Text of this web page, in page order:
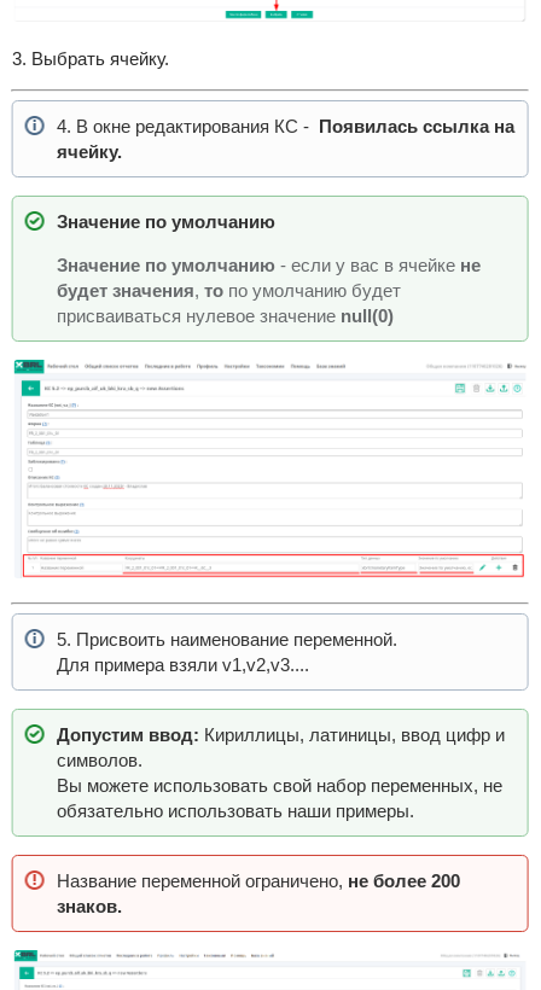
3. Выбрать ячейку.
4. В окне редактирования КС - Появилась ссылка на
ячейку.
Значение по умолчанию
Значение по умолчанию - если у вас в ячейкене
будет значения, топо умолчанию будет
присваиваться нулевое значениеnull(0)
5. Присвоить наименование переменной.
Для примера взяли v1,v2,v3....
Допустим ввод: Кириллицы, латиницы, ввод цифр и
символов.
Вы можете использовать свой набор переменных, не
обязательно использовать наши примеры.
Название переменной ограничено, не более 200
знаков.